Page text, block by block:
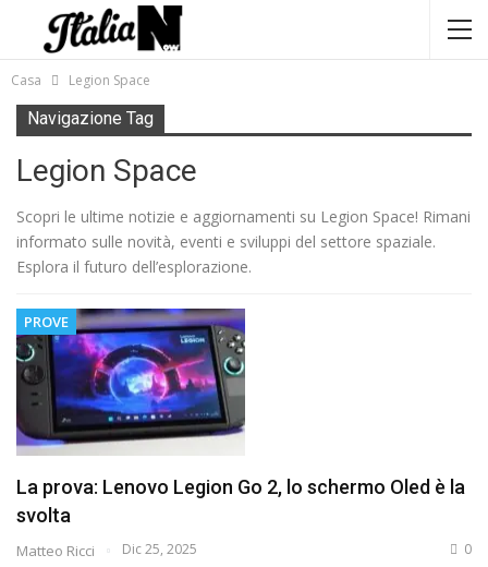
Casa Legion Space
Navigazione Tag
Legion Space
Scopri le ultime notizie e aggiornamenti su Legion Space! Rimani
informato sulle novità, eventi e sviluppi del settore spaziale.
Esplora il futuro dell’esplorazione.
PROVE
La prova: Lenovo Legion Go 2, lo schermo Oled è la
svolta
Matteo Ricci Dic 25, 2025 0